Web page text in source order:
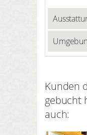
Kunden
gebucht
auch: